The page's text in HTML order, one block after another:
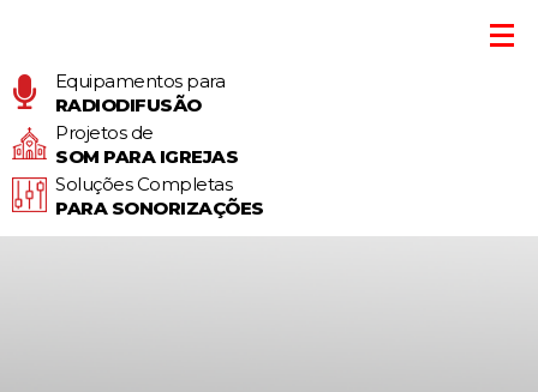
Equipamentos para
RADIODIFUSÃO
Projetos de
SOM PARA IGREJAS
Soluções Completas
PARA SONORIZAÇÕES